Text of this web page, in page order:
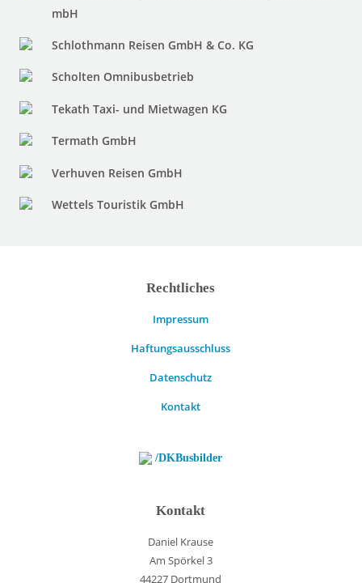
mbH
Schlothmann Reisen GmbH & Co. KG
Scholten Omnibusbetrieb
Tekath Taxi- und Mietwagen KG
Termath GmbH
Verhuven Reisen GmbH
Wettels Touristik GmbH
Rechtliches
Impressum
Haftungsausschluss
Datenschutz
Kontakt
/DKBusbilder
Kontakt
Daniel Krause
Am Spörkel 3
44227 Dortmund